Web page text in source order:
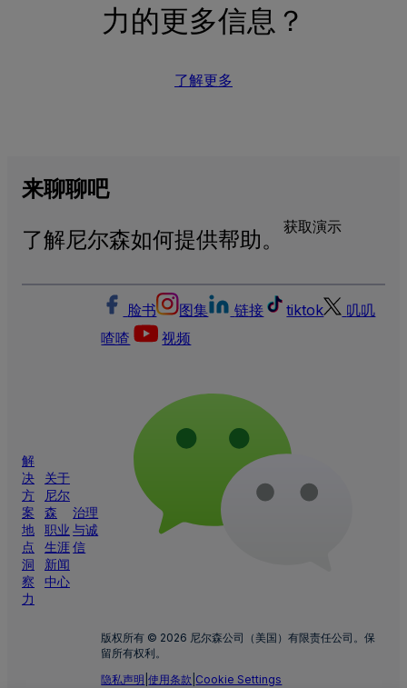
力的更多信息？
了解更多
来聊聊吧
了解尼尔森如何提供帮助。
获取演示
解
决
方
案
地
点
洞
察
力
关于
尼尔
森
职业
生涯
新闻
中心
治理
与诚
信
脸书 图集 链接 tiktok
叽叽
喳喳
视频
版权所有 © 2026 尼尔森公司（美国）有限责任公司。保
留所有权利。
隐私声明 |使用条款 Cookie Settings